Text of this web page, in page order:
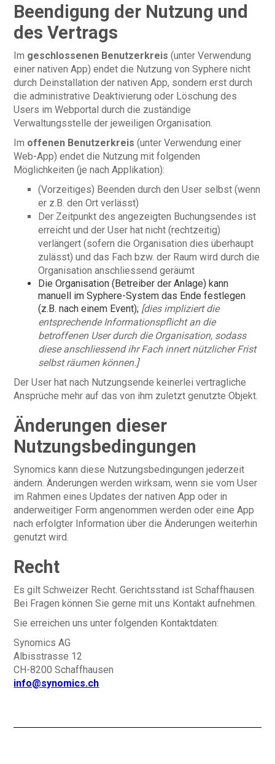
Beendigung der Nutzung und
des Vertrags
Im geschlossenen Benutzerkreis(unter Verwendung
einer nativen App) endet die Nutzung von Syphere nicht
durch Deinstallation der nativen App, sondern erst durch
die administrative Deaktivierung oder Löschung des
Users im Webportal durch die zuständige
Verwaltungsstelle der jeweiligen Organisation.
Im offenen Benutzerkreis (unter Verwendung einer
Web-App) endet die Nutzung mit folgenden
Möglichkeiten (je nach Applikation):
(Vorzeitiges) Beenden durch den User selbst (wenn
er z.B. den Ort verlässt)
Der Zeitpunkt des angezeigten Buchungsendes ist
erreicht und der User hat nicht (rechtzeitig)
verlängert (sofern die Organisation dies überhaupt
zulässt) und das Fach bzw. der Raum wird durch die
Organisation anschliessend geräumt
Die Organisation (Betreiber der Anlage) kann
manuell im Syphere-System das Ende festlegen
(z.B. nach einem Event); [dies impliziert die
entsprechende Informationspflicht an die
betroffenen User durch die Organisation, sodass
diese anschliessend ihr Fach innert nützlicher Frist
selbst räumen können.]
Der User hat nach Nutzungsende keinerlei vertragliche
Ansprüche mehr auf das von ihm zuletzt genutzte Objekt.
Änderungen dieser
Nutzungsbedingungen
Synomics kann diese Nutzungsbedingungen jederzeit
ändern. Änderungen werden wirksam, wenn sie vom User
im Rahmen eines Updates der nativen App oder in
anderweitiger Form angenommen werden oder eine App
nach erfolgter Information über die Änderungen weiterhin
genutzt wird.
Recht
Es gilt Schweizer Recht. Gerichtsstand ist Schaffhausen.
Bei Fragen können Sie gerne mit uns Kontakt aufnehmen.
Sie erreichen uns unter folgenden Kontaktdaten:
Synomics AG
Albisstrasse 12
CH-8200 Schaffhausen
info@synomics.ch